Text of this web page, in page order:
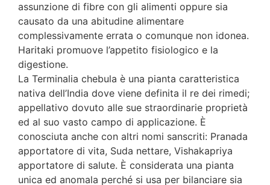
assunzione di fibre con gli alimenti oppure sia
causato da una abitudine alimentare
complessivamente errata o comunque non idonea.
Haritaki promuove l’appetito fisiologico e la
digestione.
La Terminalia chebula è una pianta caratteristica
nativa dell’India dove viene definita il re dei rimedi;
appellativo dovuto alle sue straordinarie proprietà
ed al suo vasto campo di applicazione. È
conosciuta anche con altri nomi sanscriti: Pranada
apportatore di vita, Suda nettare, Vishakapriya
apportatore di salute. È considerata una pianta
unica ed anomala perché si usa per bilanciare sia